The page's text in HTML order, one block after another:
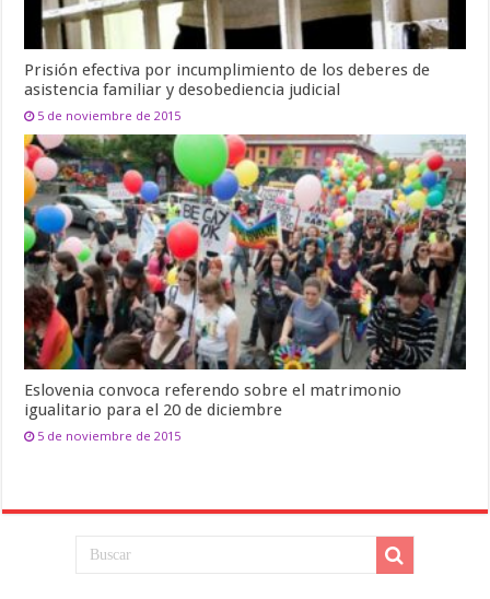
Prisión efectiva por incumplimiento de los deberes de
asistencia familiar y desobediencia judicial
5 de noviembre de 2015
Eslovenia convoca referendo sobre el matrimonio
igualitario para el 20 de diciembre
5 de noviembre de 2015